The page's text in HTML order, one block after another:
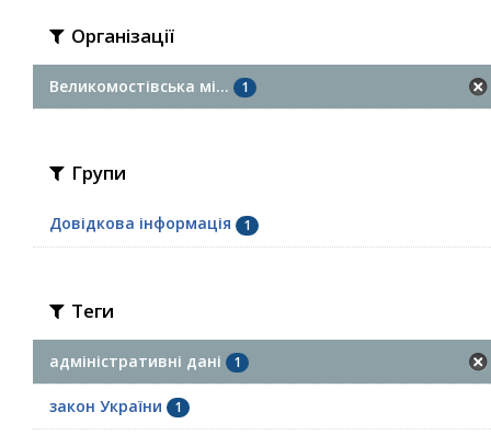
Організації
Великомостівська мі... 1
Групи
Довідкова інформація 1
Теги
адміністративні дані 1
закон України 1